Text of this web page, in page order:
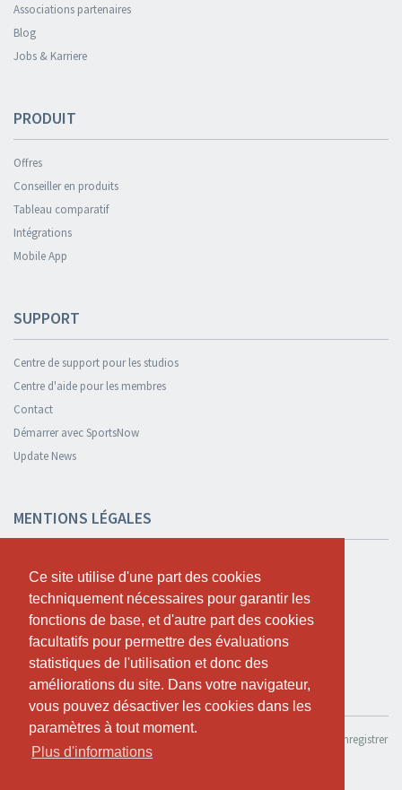
Ce site utilise d'une part des cookies
techniquement nécessaires pour garantir les
fonctions de base, et d'autre part des cookies
facultatifs pour permettre des évaluations
statistiques de l'utilisation et donc des
améliorations du site. Dans votre navigateur,
vous pouvez désactiver les cookies dans les
paramètres à tout moment.
Plus d'informations
Ce site utilise d'une part des cookies
techniquement nécessaires pour garantir les
fonctions de base, et d'autre part des cookies
facultatifs pour permettre des évaluations
statistiques de l'utilisation et donc des
améliorations du site. Dans votre navigateur,
vous pouvez désactiver les cookies dans les
paramètres à tout moment.
Plus d'informations
Associations partenaires
Blog
Jobs & Karriere
PRODUIT
Offres
Conseiller en produits
Tableau comparatif
Intégrations
Mobile App
SUPPORT
Centre de support pour les studios
Centre d'aide pour les membres
Contact
Démarrer avec SportsNow
Update News
MENTIONS LÉGALES
Déclaration de confidentialité
Termes et conditions
Cookie Policy
TESTER GRATUITEMENT
Si tu souhaites utiliser SportsNow pour ton propre studio, tu peux l’enregistrer